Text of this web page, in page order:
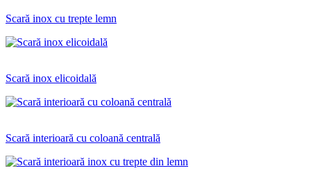
Scară inox cu trepte lemn
Scară inox elicoidală
Scară interioară cu coloană centrală